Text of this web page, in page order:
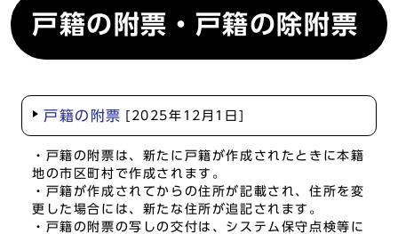
戸籍の附票・戸籍の除附票
戸籍の附票 [2025年12月1日]
・戸籍の附票は、新たに戸籍が作成されたときに本籍
地の市区町村で作成されます。
・戸籍が作成されてからの住所が記載され、住所を変
更した場合には、新たな住所が追記されます。
・戸籍の附票の写しの交付は、システム保守点検等に